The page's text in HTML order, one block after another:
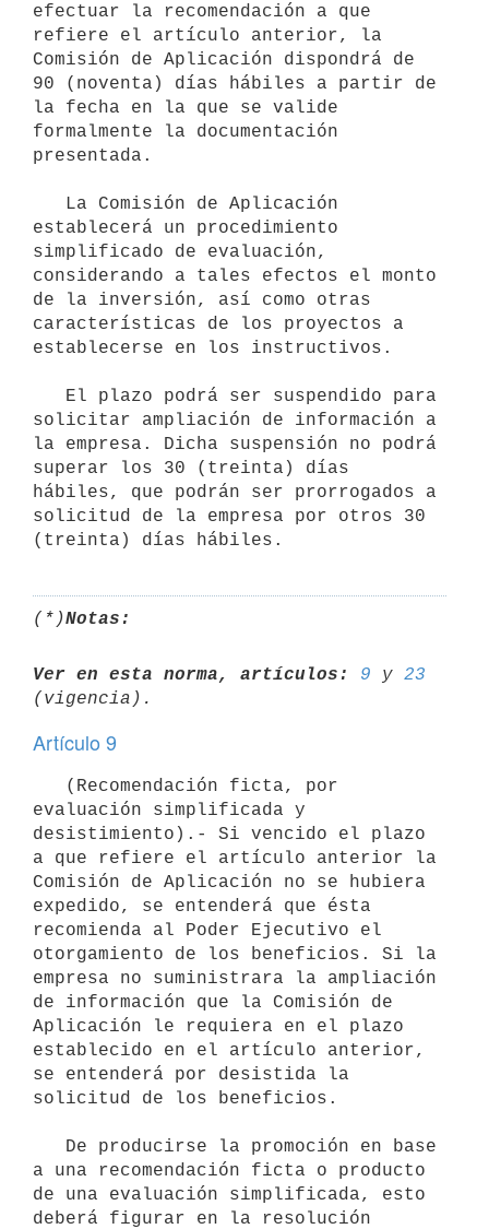
efectuar la recomendación a que
refiere el artículo anterior, la
Comisión de Aplicación dispondrá de
90 (noventa) días hábiles a partir de
la fecha en la que se valide
formalmente la documentación
presentada.
establecerá un procedimiento
simplificado de evaluación,
considerando a tales efectos el monto
de la inversión, así como otras
características de los proyectos a
establecerse en los instructivos.
solicitar ampliación de información a
la empresa. Dicha suspensión no podrá
superar los 30 (treinta) días
hábiles, que podrán ser prorrogados a
solicitud de la empresa por otros 30
(*)Notas:
Ver en esta norma, artículos: 9 y 23
Artículo 9
evaluación simplificada y
desistimiento).- Si vencido el plazo
a que refiere el artículo anterior la
Comisión de Aplicación no se hubiera
expedido, se entenderá que ésta
recomienda al Poder Ejecutivo el
otorgamiento de los beneficios. Si la
empresa no suministrara la ampliación
de información que la Comisión de
Aplicación le requiera en el plazo
establecido en el artículo anterior,
se entenderá por desistida la
solicitud de los beneficios.
a una recomendación ficta o producto
de una evaluación simplificada, esto
deberá figurar en la resolución